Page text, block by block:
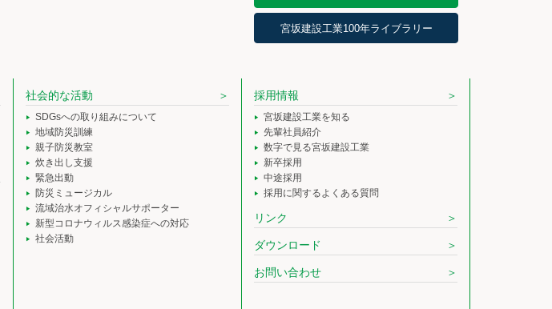
宮坂建設工業100年ライブラリー
社会的な活動
SDGsへの取り組みについて
地域防災訓練
親子防災教室
炊き出し支援
緊急出動
防災ミュージカル
流域治水オフィシャルサポーター
新型コロナウィルス感染症への対応
社会活動
採用情報
宮坂建設工業を知る
先輩社員紹介
数字で見る宮坂建設工業
新卒採用
中途採用
採用に関するよくある質問
リンク
ダウンロード
お問い合わせ